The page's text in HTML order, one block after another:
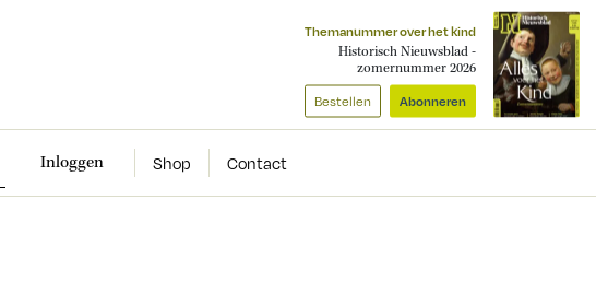
Themanummer over het kind
Historisch Nieuwsblad -
zomernummer 2026
Bestellen Abonneren
Inloggen Shop Contact